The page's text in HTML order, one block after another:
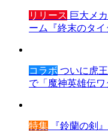
リリース 巨大メ
ーム『終末のタイ
コラボ ついに虎
で「魔神英雄伝ワ
特集 『鈴蘭の剣